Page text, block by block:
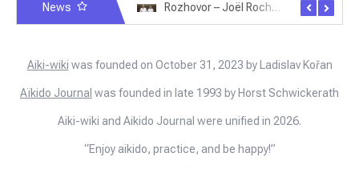
News Rozhovor – Joël Roche – 12.4.2025 – Praha, Karlín
Aiki-wiki was founded on October 31, 2023 by Ladislav Kořan
Aïkido Journal was founded in late 1993 by Horst Schwickerath
Aiki-wiki and Aikido Journal were unified in 2026.
“Enjoy aikido, practice, and be happy!”